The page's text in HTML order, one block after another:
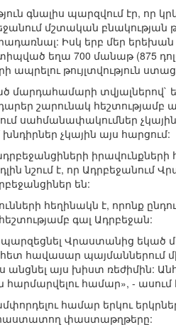
գնալիս պարզվում էր, որ
մշտական
Իսկ երբ մեր
եղա 700 մանաթ (875
ապրելու թույլտվություն
տվյալներով`
շարունակ հեշտությամբ
սահմանափակումներ չկային
չկային այս հարցում:
նշում է, որ Ադրբեջանում
են:
հեղինակն է, որոնք
գալ Ադրբեջան:
Վրաստանից
հավասար պայմաններում
այս խիստ ռեժիմին:
համար», - ասում
համար երկու
հաստատող փաստաթղթերը: